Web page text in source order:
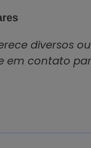
diversos
em contato